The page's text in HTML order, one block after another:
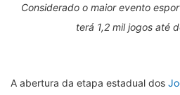
Considerado o maior evento
terá 1,2 mil jogos até
A abertura da etapa estadual dos